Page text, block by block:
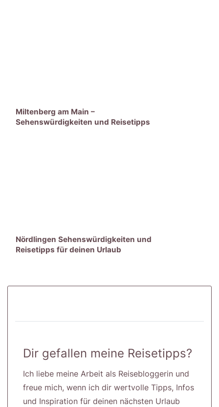
Miltenberg am Main –
Sehenswürdigkeiten und Reisetipps
Nördlingen Sehenswürdigkeiten und
Reisetipps für deinen Urlaub
Dir gefallen meine Reisetipps?
Ich liebe meine Arbeit als Reisebloggerin und
freue mich, wenn ich dir wertvolle Tipps, Infos
und Inspiration für deinen nächsten Urlaub